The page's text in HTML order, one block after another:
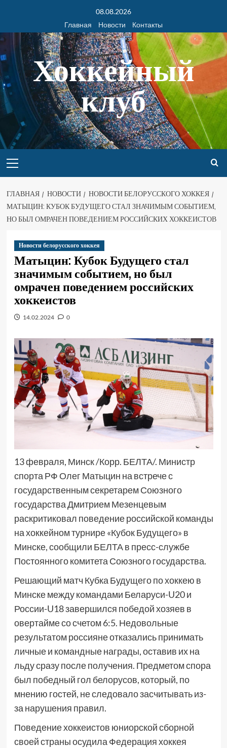
08.08.2026
Главная
Новости Контакты
Хоккейный
клуб
ГЛАВНАЯ НОВОСТИ
НОВОСТИ БЕЛОРУССКОГО ХОККЕЯ
МАТЫЦИН: КУБОК БУДУЩЕГО СТАЛ ЗНАЧИМЫМ СОБЫТИЕМ,
НО БЫЛ ОМРАЧЕН ПОВЕДЕНИЕМ РОССИЙСКИХ ХОККЕИСТОВ
Новости белорусского хоккея
Матыцин: Кубок Будущего стал
значимым событием, но был
омрачен поведением российских
хоккеистов
14.02.2024 0
13 февраля, Минск /Корр. БЕЛТА/. Министр
спорта РФ Олег Матыцин на встрече с
государственным секретарем Союзного
государства Дмитрием Мезенцевым
раскритиковал поведение российской команды
на хоккейном турнире «Кубок Будущего» в
Минске, сообщили БЕЛТА в пресс-службе
Постоянного комитета Союзного государства.
Решающий матч Кубка Будущего по хоккею в
Минске между командами Беларуси-U20 и
России-U18 завершился победой хозяев в
овертайме со счетом 6:5. Недовольные
результатом россияне отказались принимать
личные и командные награды, оставив их на
льду сразу после получения. Предметом спора
был победный гол белорусов, который, по
мнению гостей, не следовало засчитывать из-
за нарушения правил.
Поведение хоккеистов юниорской сборной
своей страны осудила Федерация хоккея